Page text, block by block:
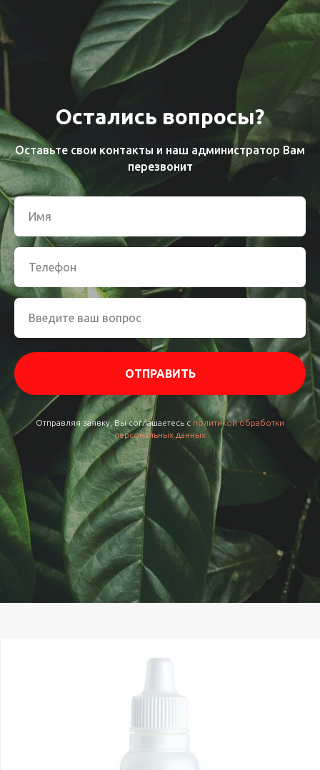
Остались вопросы?
Оставьте свои контакты и наш администратор Вам
перезвонит
ОТПРАВИТЬ
Отправляя заявку, Вы соглашаетесь с политикой обработки
персональных данных